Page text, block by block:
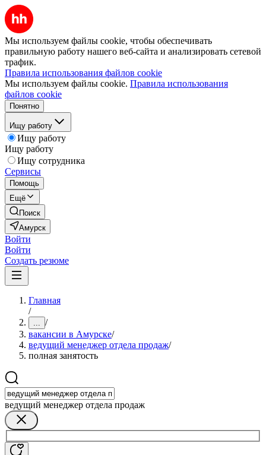
Мы используем файлы cookie, чтобы обеспечивать
правильную работу нашего веб-сайта и анализировать сетевой
трафик.
Правила использования файлов cookie
Мы используем файлы cookie. Правила использования
файлов cookie
Понятно
Ищу работу
Ищу работу
Ищу работу
Ищу сотрудника
Сервисы
Помощь
Ещё
Поиск
Амурск
Войти
Войти
Создать резюме
Главная
/
... /
вакансии в Амурске/
ведущий менеджер отдела продаж/
полная занятость
ведущий менеджер отдела продаж